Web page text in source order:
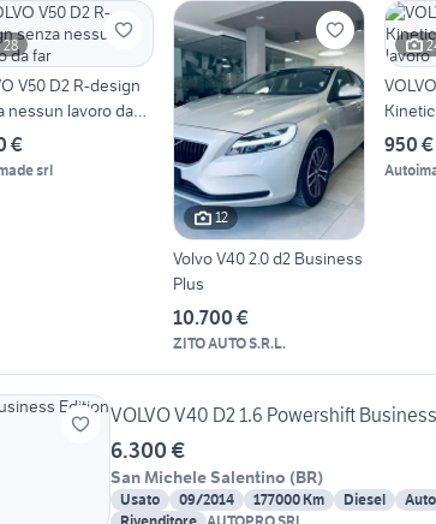
28
V50 D2 R-design
nessun lavoro da
€
srl
12
Volvo V40 2.0 d2 Business
Plus
10.700 €
ZITO AUTO S.R.L.
lavoro
950 €
VOLVO V40 D2 1.6 Powershift
6.300 €
San Michele Salentino (BR)
Usato 09/2014 177000 Km Diesel